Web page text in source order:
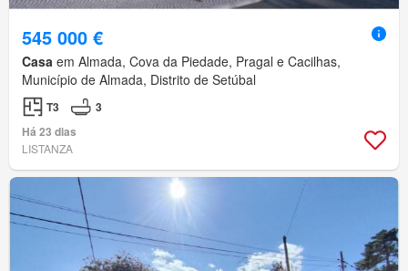
545 000 €
Casa em Almada, Cova da Piedade, Pragal e Cacilhas,
Município de Almada, Distrito de Setúbal
T3
3
Há 23 dias
LISTANZA